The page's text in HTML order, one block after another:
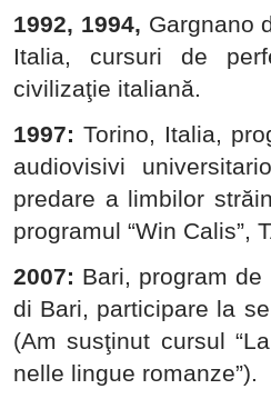
1992, 1994, Gargnano
Italia, cursuri de
civilizaţie italiană.
1997:Torino, Italia,
audiovisivi
predare a limbilor
programul “Win Calis”,
2007: Bari, program de
di Bari, participare la
(Am susţinut cursul
nelle lingue romanze”).